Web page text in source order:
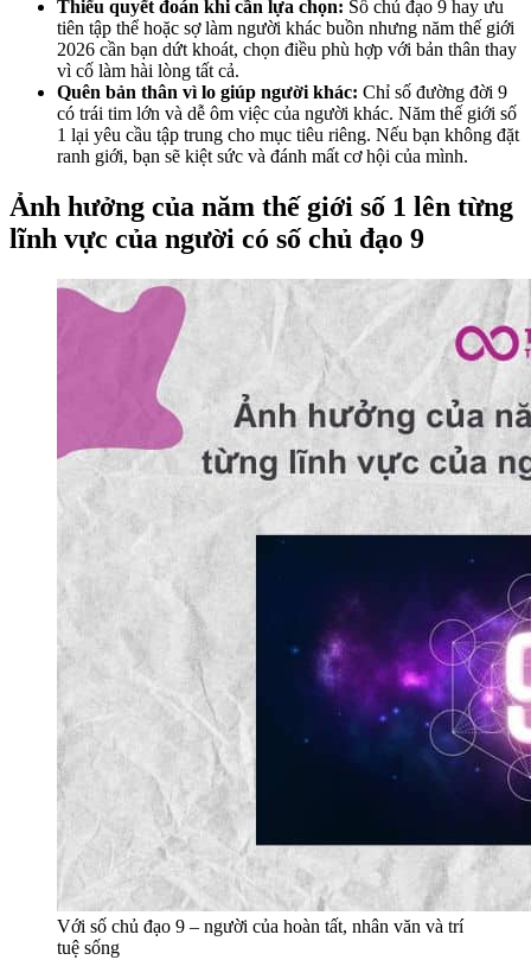
Thiếu quyết đoán khi cần lựa chọn: Số chủ đạo 9 hay ưu
tiên tập thể hoặc sợ làm người khác buồn nhưng năm thế giới
2026 cần bạn dứt khoát, chọn điều phù hợp với bản thân thay
vì cố làm hài lòng tất cả.
Quên bản thân vì lo giúp người khác: Chỉ số đường đời 9
có trái tim lớn và dễ ôm việc của người khác. Năm thế giới số
1 lại yêu cầu tập trung cho mục tiêu riêng. Nếu bạn không đặt
ranh giới, bạn sẽ kiệt sức và đánh mất cơ hội của mình.
Ảnh hưởng của năm thế giới số 1 lên từng
lĩnh vực của người có số chủ đạo 9
Với số chủ đạo 9 – người của hoàn tất, nhân văn và trí
tuệ sống